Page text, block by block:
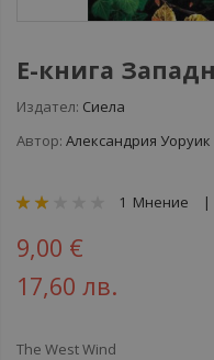
Е-книга
Издател: Сиела
Автор: Александрия Уоруик
рейтинг:
1 Мнение
9,00 €
17,60 лв.
The West Wind